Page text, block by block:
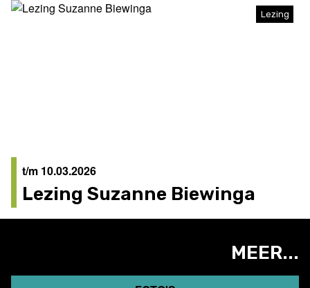
Lezing
t/m 10.03.2026
Lezing Suzanne Biewinga
MEER...